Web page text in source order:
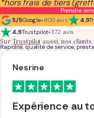
*hors frais de tiers
Prendre
5/5Google+800 avis 4,9
4,9Trustpilot+372 avis
Sur Trustpilot aussi, nos clients
Rapidité, qualité de service,
Nesrine
Expérience au